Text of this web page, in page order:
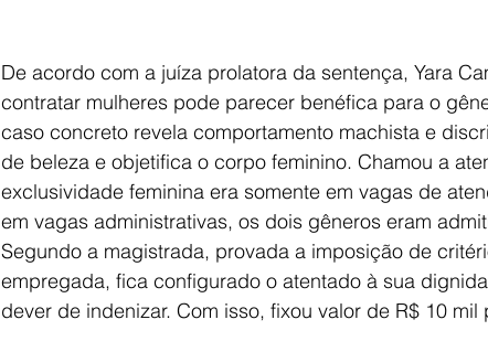
De acordo com a juíza prolatora da sentença, Yara
contratar mulheres pode parecer benéfica para o
caso concreto revela comportamento machista e
de beleza e objetifica o corpo feminino. Chamou a
exclusividade feminina era somente em vagas de
em vagas administrativas, os dois gêneros eram
Segundo a magistrada, provada a imposição de
empregada, fica configurado o atentado à sua
dever de indenizar. Com isso, fixou valor de R$ 10 mil